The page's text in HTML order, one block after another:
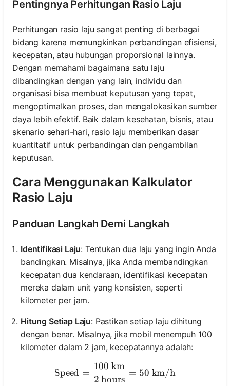
Pentingnya Perhitungan Rasio Laju
Perhitungan rasio laju sangat penting di berbagai
bidang karena memungkinkan perbandingan efisiensi,
kecepatan, atau hubungan proporsional lainnya.
Dengan memahami bagaimana satu laju
dibandingkan dengan yang lain, individu dan
organisasi bisa membuat keputusan yang tepat,
mengoptimalkan proses, dan mengalokasikan sumber
daya lebih efektif. Baik dalam kesehatan, bisnis, atau
skenario sehari-hari, rasio laju memberikan dasar
kuantitatif untuk perbandingan dan pengambilan
keputusan.
Cara Menggunakan Kalkulator
Rasio Laju
Panduan Langkah Demi Langkah
Identifikasi Laju: Tentukan dua laju yang ingin Anda
bandingkan. Misalnya, jika Anda membandingkan
kecepatan dua kendaraan, identifikasi kecepatan
mereka dalam unit yang konsisten, seperti
kilometer per jam.
Hitung Setiap Laju: Pastikan setiap laju dihitung
dengan benar. Misalnya, jika mobil menempuh 100
kilometer dalam 2 jam, kecepatannya adalah:
\text{Speed} =
Speed =
2 hours
100 km
= 50 km/h